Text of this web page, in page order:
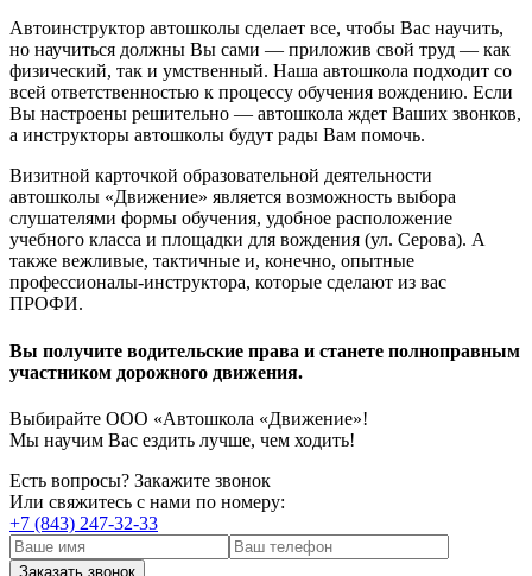
Автоинструктор автошколы сделает все, чтобы Вас научить,
но научиться должны Вы сами — приложив свой труд — как
физический, так и умственный. Наша автошкола подходит со
всей ответственностью к процессу обучения вождению. Если
Вы настроены решительно — автошкола ждет Ваших звонков,
а инструкторы автошколы будут рады Вам помочь.
Визитной карточкой образовательной деятельности
автошколы «Движение» является возможность выбора
слушателями формы обучения, удобное расположение
учебного класса и площадки для вождения (ул. Серова). А
также вежливые, тактичные и, конечно, опытные
профессионалы-инструктора, которые сделают из вас
ПРОФИ.
Вы получите водительские права и станете полноправным
участником дорожного движения.
Выбирайте ООО «Автошкола «Движение»!
Мы научим Вас ездить лучше, чем ходить!
Есть вопросы? Закажите звонок
Или свяжитесь с нами по номеру:
+7 (843) 247-32-33